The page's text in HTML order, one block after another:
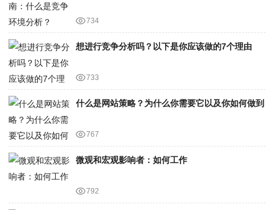
734
想进行竞争分析吗？以下是你应该做的7个理由
733
什么是网站策略？为什么你需要它以及你如何做到
767
微观和宏观影响者：如何工作
792